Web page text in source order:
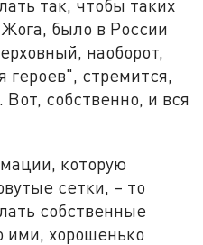
так, чтобы таких
было в России
наоборот,
героев", стремится,
собственно, и вся
которую
сетки, – то
собственные
ими, хорошенько